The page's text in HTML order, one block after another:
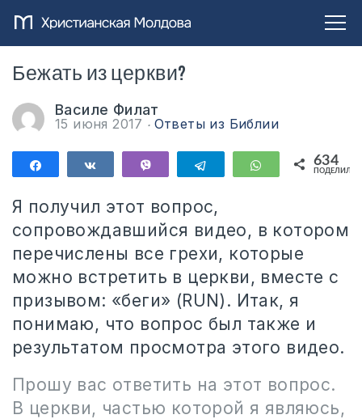
Бежать из церкви?
Василе Филат
15 июня 2017 Ответы из Библии
ПоделитьсяПоделиться Telegram WhatsApp
634
Я получил этот вопрос,
сопровождавшийся видео, в котором
перечислены все грехи, которые
можно встретить в церкви, вместе с
призывом: «беги» (RUN). Итак, я
понимаю, что вопрос был также и
результатом просмотра этого видео.
Прошу вас ответить на этот вопрос.
В церкви, частью которой я являюсь,